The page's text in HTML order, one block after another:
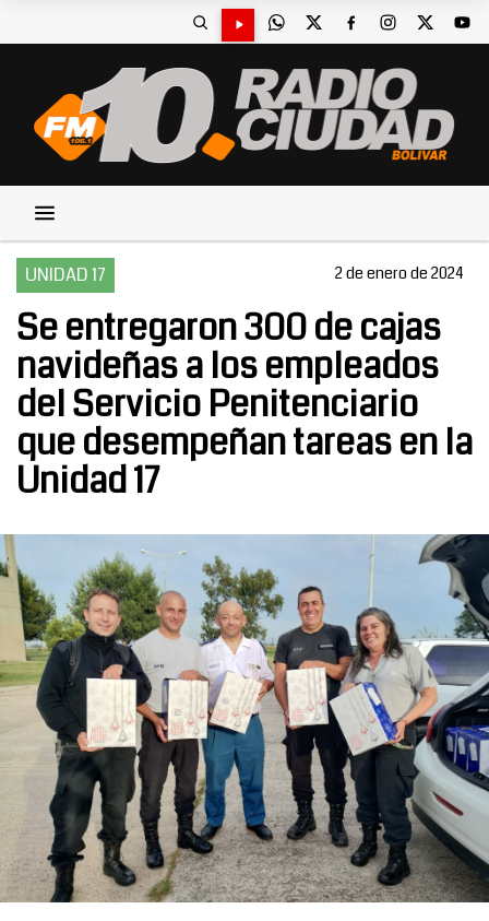
UNIDAD 17 2 de enero de 2024
Se entregaron 300 de cajas
navideñas a los empleados
del Servicio Penitenciario
que desempeñan tareas en la
Unidad 17